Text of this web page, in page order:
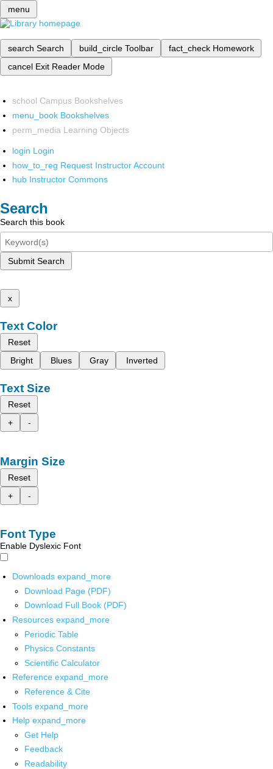
menu
search Search build_circle Toolbar fact_check Homework
cancel Exit Reader Mode
school Campus Bookshelves
menu_book Bookshelves
perm_media Learning Objects
login Login
how_to_reg Request Instructor Account
hub Instructor Commons
Search
Search this book
Submit Search
x
Text Color
Reset
Bright
Blues Gray Inverted
Text Size
Reset
+
-
Margin Size
Reset
+
-
Font Type
Enable Dyslexic Font
Downloads expand_more
Download Page (PDF)
Download Full Book (PDF)
Resources expand_more
Periodic Table
Physics Constants
Scientific Calculator
Reference expand_more
Reference & Cite
Tools expand_more
Help expand_more
Get Help
Feedback
Readability